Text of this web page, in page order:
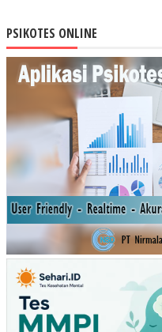
RA
N
SE
L
AN
UL
T
PA
DA
PE
NY
FIL
ARI
ASI
S
PL
PSIKOTES ONLINE